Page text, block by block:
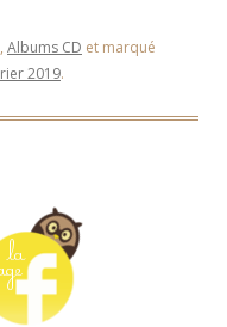
, Albums CD et marqué
2019.